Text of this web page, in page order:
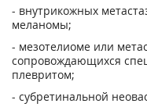
- внутрикожных
меланомы;
- мезотелиоме или
сопровождающихся
плевритом;
- субретинальной